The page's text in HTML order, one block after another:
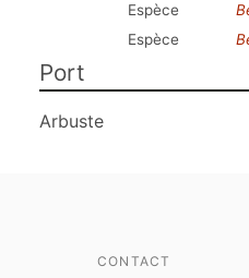
Espèce
Espèce
Port
Arbuste
CONTACT